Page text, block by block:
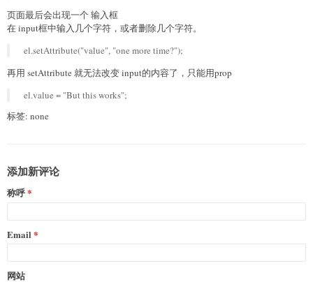
页面最后会出现一个 输入框
在 input框中输入几个字符，或者删除几个字符。
el.setAttribute("value", "one more time?");
再用 setAttribute 就无法改变 input的内容了，只能用prop
el.value = "But this works";
标签: none
添加新评论
称呼
Email
网站